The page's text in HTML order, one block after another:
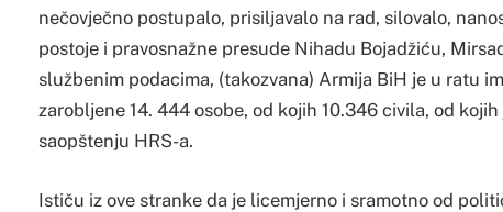
nečovječno postupalo, prisiljavalo na rad, silovalo,
postoje i pravosnažne presude Nihadu Bojadžiću,
službenim podacima, (takozvana) Armija BiH je u ratu
zarobljene 14. 444 osobe, od kojih 10.346 civila, od
saopštenju HRS-a.
Ističu iz ove stranke da je licemjerno i sramotno od